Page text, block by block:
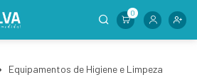
0
Equipamentos de Higiene e Limpeza